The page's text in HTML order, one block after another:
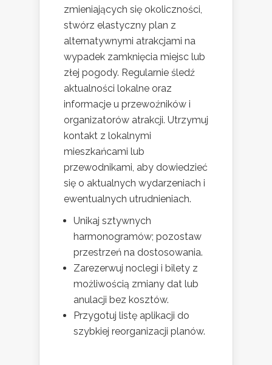
zmieniających się okoliczności,
stwórz elastyczny plan z
alternatywnymi atrakcjami na
wypadek zamknięcia miejsc lub
złej pogody. Regularnie śledź
aktualności lokalne oraz
informacje u przewoźników i
organizatorów atrakcji. Utrzymuj
kontakt z lokalnymi
mieszkańcami lub
przewodnikami, aby dowiedzieć
się o aktualnych wydarzeniach i
ewentualnych utrudnieniach.
Unikaj sztywnych
harmonogramów; pozostaw
przestrzeń na dostosowania.
Zarezerwuj noclegi i bilety z
możliwością zmiany dat lub
anulacji bez kosztów.
Przygotuj listę aplikacji do
szybkiej reorganizacji planów.